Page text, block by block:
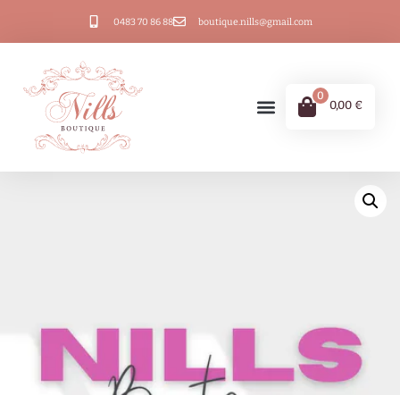
0483 70 86 88 boutique.nills@gmail.com
0
0,00 €